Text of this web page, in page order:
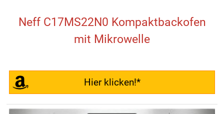
Neff C17MS22N0 Kompaktbackofen
mit Mikrowelle
Hier klicken!*